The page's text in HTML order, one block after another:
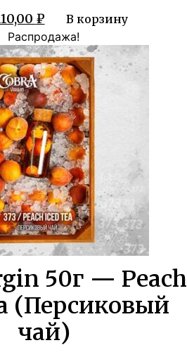
цена
₽.
₽Текущая
цена:
110,00 ₽.
В корзину
Распродажа!
50г — Peach
(Персиковый
чай)